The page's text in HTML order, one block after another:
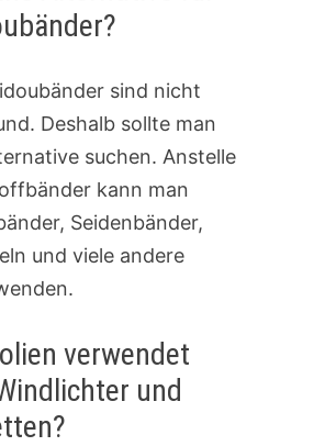
sind nicht
Deshalb sollte man
suchen. Anstelle
kann man
Seidenbänder,
und viele andere
verwendet
und